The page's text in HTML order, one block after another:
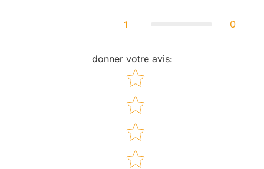
1 0
donner votre avis:
Star rating